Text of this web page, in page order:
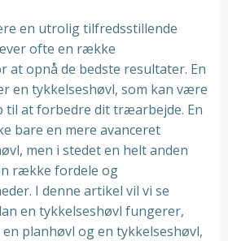
en utrolig tilfredsstillende
ofte en række
opnå de bedste resultater. En
en tykkelseshøvl, som kan være
at forbedre dit træarbejde. En
bare en mere avanceret
men i stedet en helt anden
række fordele og
I denne artikel vil vi se
en tykkelseshøvl fungerer,
planhøvl og en tykkelseshøvl,